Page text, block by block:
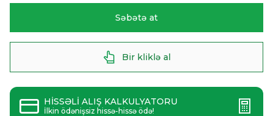
Səbətə at
Bir kliklə al
HİSSƏLİ ALIŞ KALKULYATORU
İlkin ödənişsiz hissə-hissə ödə!